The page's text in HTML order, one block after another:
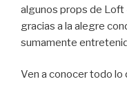
algunos props de
gracias a la alegre
sumamente
Ven a conocer todo